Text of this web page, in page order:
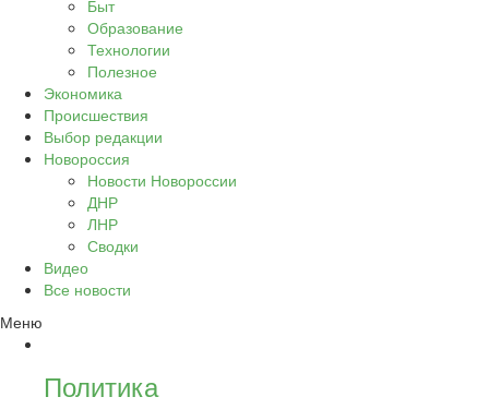
Быт
Образование
Технологии
Полезное
Экономика
Происшествия
Выбор редакции
Новороссия
Новости Новороссии
ДНР
ЛНР
Сводки
Видео
Все новости
Меню
Политика